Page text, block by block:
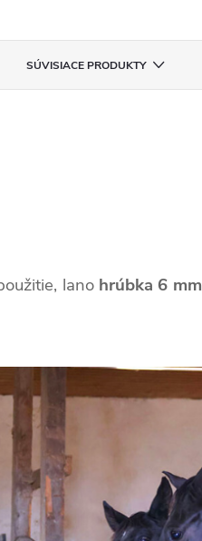
SÚVISIACE PRODUKTY
lano hrúbka 6 mm